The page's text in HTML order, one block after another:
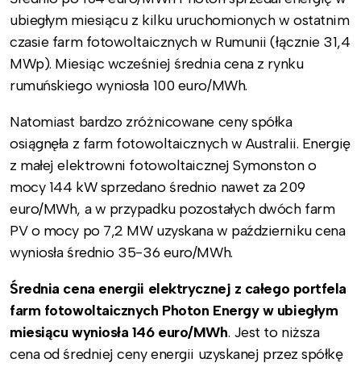
ubiegłym miesiącu z kilku uruchomionych w ostatnim
czasie farm fotowoltaicznych w Rumunii (łącznie 31,4
MWp). Miesiąc wcześniej średnia cena z rynku
rumuńskiego wyniosła 100 euro/MWh.
Natomiast bardzo zróżnicowane ceny spółka
osiągnęła z farm fotowoltaicznych w Australii. Energię
z małej elektrowni fotowoltaicznej Symonston o
mocy 144 kW sprzedano średnio nawet za 209
euro/MWh, a w przypadku pozostałych dwóch farm
PV o mocy po 7,2 MW uzyskana w październiku cena
wyniosła średnio 35-36 euro/MWh.
Średnia cena energii elektrycznej z całego portfela
farm fotowoltaicznych Photon Energy w ubiegłym
miesiącu wyniosła 146 euro/MWh. Jest to niższa
cena od średniej ceny energii uzyskanej przez spółkę